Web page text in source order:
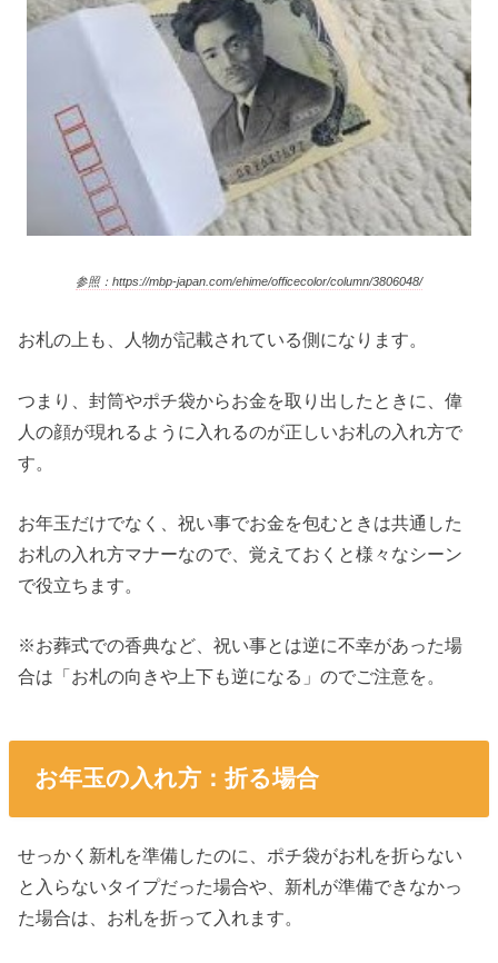
参照：https://mbp-japan.com/ehime/officecolor/column/3806048/
お札の上も、人物が記載されている側になります。
つまり、封筒やポチ袋からお金を取り出したときに、偉
人の顔が現れるように入れるのが正しいお札の入れ方で
す。
お年玉だけでなく、祝い事でお金を包むときは共通した
お札の入れ方マナーなので、覚えておくと様々なシーン
で役立ちます。
※お葬式での香典など、祝い事とは逆に不幸があった場
合は「お札の向きや上下も逆になる」のでご注意を。
お年玉の入れ方：折る場合
せっかく新札を準備したのに、ポチ袋がお札を折らない
と入らないタイプだった場合や、新札が準備できなかっ
た場合は、お札を折って入れます。